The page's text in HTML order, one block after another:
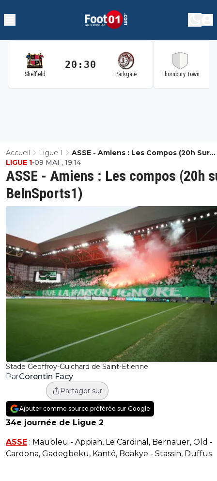
Sheffield
20:30
Parkgate Thornbury Town
Accueil Ligue 1
ASSE - Amiens : Les Compos (20h Sur
BeInSports1)
Stade Geoffroy-Guichard de Saint-Etienne
ASSE - Amiens : Les compos (20h
BeInSports1)
LIGUE 1•09 MAI , 19:14
ParCorentin Facy
Partager sur
Ajouter comme source préférée sur Google
34e journée de Ligue 2
ASSE : Maubleu - Appiah, Le Cardinal, Bernauer, Old -
Cardona, Gadegbeku, Kanté, Boakye - Stassin, Duffus